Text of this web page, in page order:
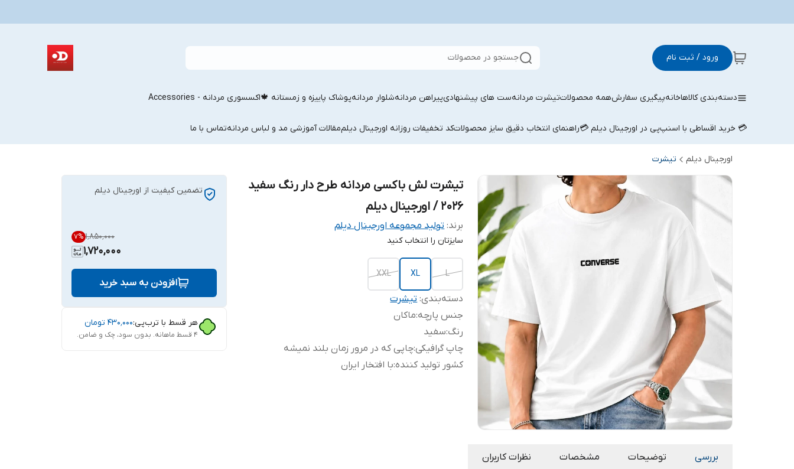
ورود / ثبت نام جستجو در محصولات
دسته‌بندی کالاهاخانهپیگیری سفارشهمه محصولاتتیشرت مردانهست های پیشنهادیپیراهن مردانهشلوار مردانهپوشاک پاییزه و زمستانه 🍁اکسسوری مردانه - Accessories
💳 خرید اقساطی با اسنپ‌پی در اورجینال دیلم 💳راهنمای انتخاب دقیق سایز محصولاتکد تخفیفات روزانه اورجینال دیلممقالات آموزشی مد و لباس مردانهتماس با ما
اورجینال دیلم تیشرت
تیشرت لش باکسی مردانه طرح دار رنگ سفید
2026 / اورجینال دیلم
برند: تولید مجموعه اورجینال دیلم
سایزتان را انتخاب کنید
L
XL
XXL
دسته‌بندی:تیشرت
جنس پارچه:ماکان
رنگ:سفید
چاپ گرافیکی:چاپی که در مرور زمان بلند نمیشه
کشور تولید کننده:با افتخار ایران
تضمین کیفیت از اورجینال دیلم
۱٬۸۵۰٬۰۰۰ 7%
1,720,000
افزودن به سبد خرید
هر قسط با ترب‌پی:۴۳۰٬۰۰۰ تومان
۴ قسط ماهانه. بدون سود، چک و ضامن.
بررسی توضیحات مشخصات نظرات کاربران